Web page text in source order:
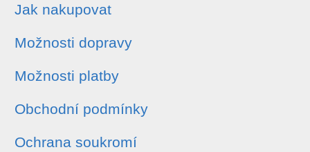
Jak nakupovat
Možnosti dopravy
Možnosti platby
Obchodní podmínky
Ochrana soukromí